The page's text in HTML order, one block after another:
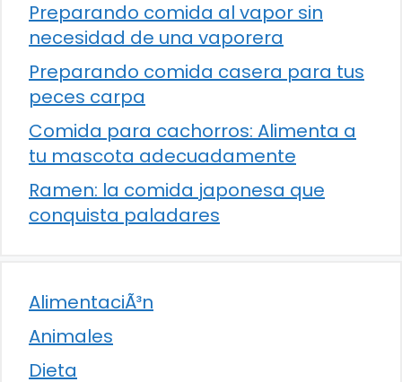
Preparando comida al vapor sin
necesidad de una vaporera
Preparando comida casera para tus
peces carpa
Comida para cachorros: Alimenta a
tu mascota adecuadamente
Ramen: la comida japonesa que
conquista paladares
AlimentaciÃ³n
Animales
Dieta